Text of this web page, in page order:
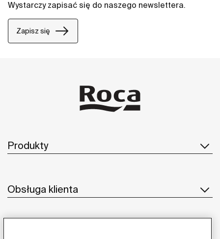
Wystarczy zapisać się do naszego newslettera.
Zapisz się
Produkty
Obsługa klienta